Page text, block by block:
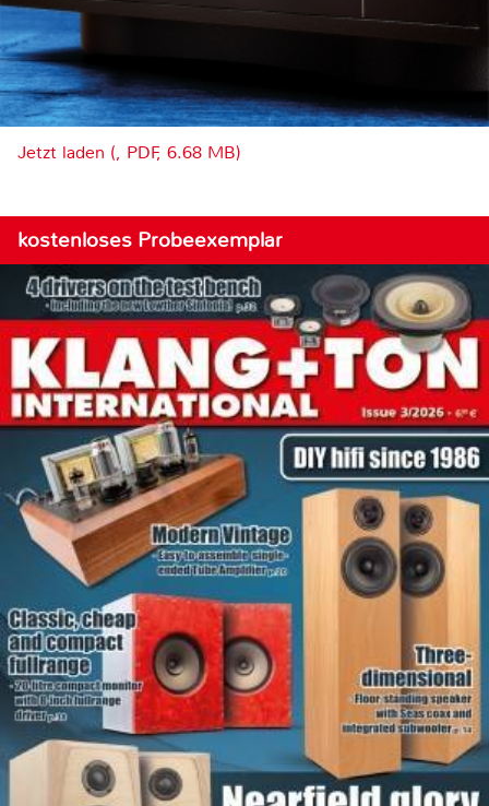
Jetzt laden (, PDF, 6.68 MB)
kostenloses Probeexemplar